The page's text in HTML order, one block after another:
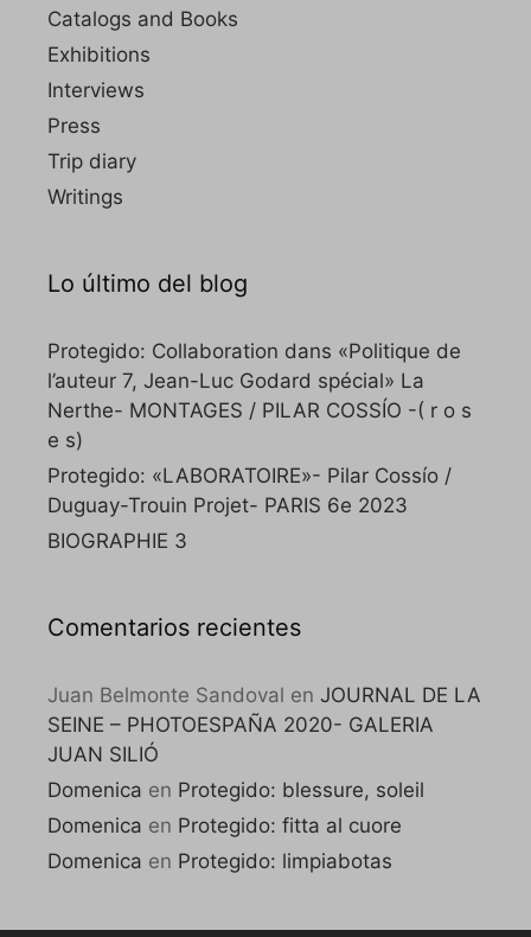
Catalogs and Books
Exhibitions
Interviews
Press
Trip diary
Writings
Lo último del blog
Protegido: Collaboration dans «Politique de
l’auteur 7, Jean-Luc Godard spécial» La
Nerthe- MONTAGES / PILAR COSSÍO -( r o s
e s)
Protegido: «LABORATOIRE»- Pilar Cossío /
Duguay-Trouin Projet- PARIS 6e 2023
BIOGRAPHIE 3
Comentarios recientes
Juan Belmonte Sandoval en JOURNAL DE LA
SEINE – PHOTOESPAÑA 2020- GALERIA
JUAN SILIÓ
Domenica en Protegido: blessure, soleil
Domenica en Protegido: fitta al cuore
Domenica en Protegido: limpiabotas